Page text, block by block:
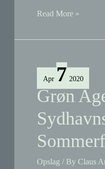
Planklagenævnet
i
Stejlepladsen
Read More »
Apr 7 2020
Grøn
Opslag / ByClaus